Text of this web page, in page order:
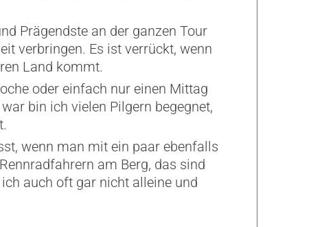
Prägendste an der ganzen Tour
verbringen. Es ist verrückt, wenn
Land kommt.
oder einfach nur einen Mittag
bin ich vielen Pilgern begegnet,
wenn man mit ein paar ebenfalls
am Berg, das sind
auch oft gar nicht alleine und